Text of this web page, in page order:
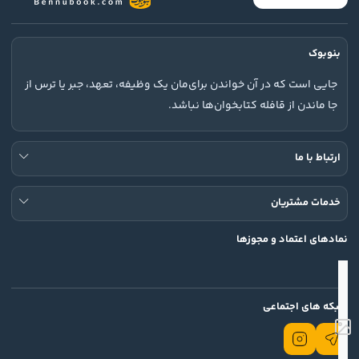
بنوبوک
جایی است که در آن خواندن برای‌مان یک وظیفه، تعهد، جبر یا ترس از
جا ماندن از قافله کتابخوان‌ها نباشد.
ارتباط با ما
خدمات مشتریان
نمادهای اعتماد و مجوزها
شبکه های اجتماعی